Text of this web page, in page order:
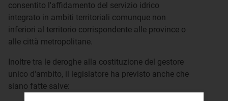
consentito l'affidamento del servizio idrico
integrato in ambiti territoriali comunque non
inferiori al territorio corrispondente alle province o
alle città metropolitane.
Inoltre tra le deroghe alla costituzione del gestore
unico d'ambito, il legislatore ha previsto anche che
siano fatte salve: